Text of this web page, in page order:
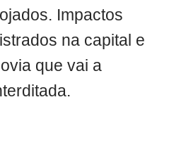
Impactos
na capital e
que vai a